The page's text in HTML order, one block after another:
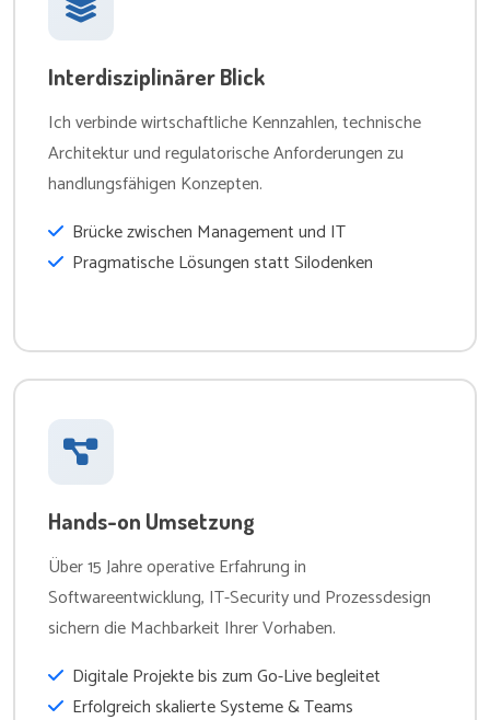
Interdisziplinärer Blick
Ich verbinde wirtschaftliche Kennzahlen, technische
Architektur und regulatorische Anforderungen zu
handlungsfähigen Konzepten.
Brücke zwischen Management und IT
Pragmatische Lösungen statt Silodenken
Hands-on Umsetzung
Über 15 Jahre operative Erfahrung in
Softwareentwicklung, IT-Security und Prozessdesign
sichern die Machbarkeit Ihrer Vorhaben.
Digitale Projekte bis zum Go-Live begleitet
Erfolgreich skalierte Systeme & Teams